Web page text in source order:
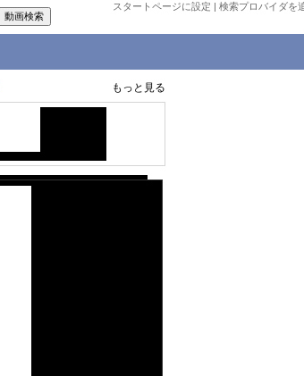
スタートページに設定 | 検索プロバイダを
もっと見る